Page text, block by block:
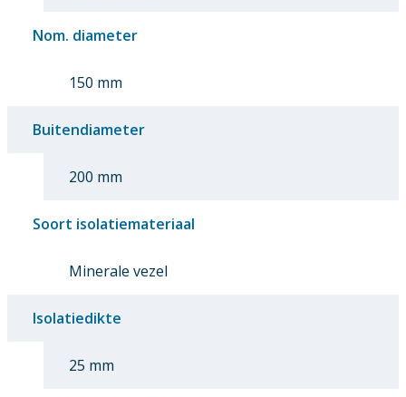
Nom. diameter
150 mm
Buitendiameter
200 mm
Soort isolatiemateriaal
Minerale vezel
Isolatiedikte
25 mm